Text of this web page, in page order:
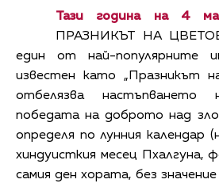
Тази година на 4
ПРАЗНИКЪТ НА
един от най-популярните
известен като „Празникът
отбелязва
победата на доброто над
определя по лунния календар
хиндуисткия месец Пхалгуна,
самия ден хората, без